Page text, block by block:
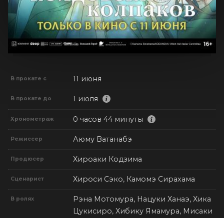
В прокате с 11 июня
В прокате до 1 июля
Хронометраж 0 часов 44 минуты
Режиссер Аюму Ватанабэ
Продюсер Хироаки Кодзима
Сценарист Хироси Сэко, Камомэ Сирахама
В ролях
Рэна Мотомура, Нацуки Ханаэ, Хика
Цукисиро, Хибику Ямамура, Мисаки